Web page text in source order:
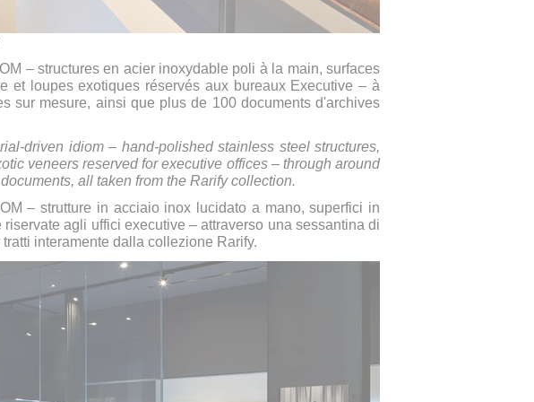
– structures en acier inoxydable poli à la main, surfaces
et loupes exotiques réservés aux bureaux Executive – à
sur mesure, ainsi que plus de 100 documents d'archives
driven idiom – hand-polished stainless steel structures,
veneers reserved for executive offices – through around
all taken from the Rarify collection.
– strutture in acciaio inox lucidato a mano, superfici in
agli uffici executive – attraverso una sessantina di
interamente dalla collezione Rarify.